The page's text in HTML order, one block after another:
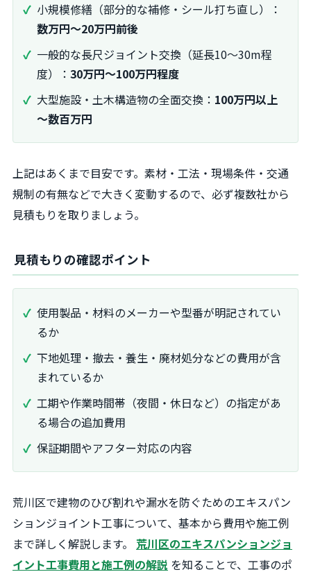
小規模修繕（部分的な補修・シール打ち直し）：
数万円～20万円前後
一般的な長尺ジョイント交換（延長10～30m程
度）： 30万円～100万円程度
大型施設・土木構造物の全面交換： 100万円以上
～数百万円
上記はあくまで目安です。素材・工法・現場条件・交通
規制の有無などで大きく変動するので、必ず複数社から
見積もりを取りましょう。
見積もりの確認ポイント
使用製品・材料のメーカーや型番が明記されてい
るか
下地処理・撤去・養生・廃材処分などの費用が含
まれているか
工期や作業時間帯（夜間・休日など）の指定があ
る場合の追加費用
保証期間やアフター対応の内容
荒川区で建物のひび割れや漏水を防ぐためのエキスパン
ションジョイント工事について、基本から費用や施工例
まで詳しく解説します。 荒川区のエキスパンションジョ
イント工事費用と施工例の解説 を知ることで、工事のポ